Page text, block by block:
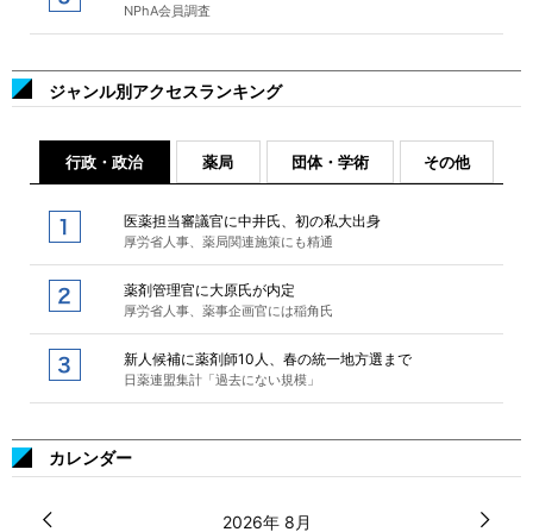
NPhA会員調査
ジャンル別アクセスランキング
行政・政治 薬局 団体・学術 その他
医薬担当審議官に中井氏、初の私大出身
厚労省人事、薬局関連施策にも精通
薬剤管理官に大原氏が内定
厚労省人事、薬事企画官には稲角氏
新人候補に薬剤師10人、春の統一地方選まで
日薬連盟集計「過去にない規模」
カレンダー
2026年 8月